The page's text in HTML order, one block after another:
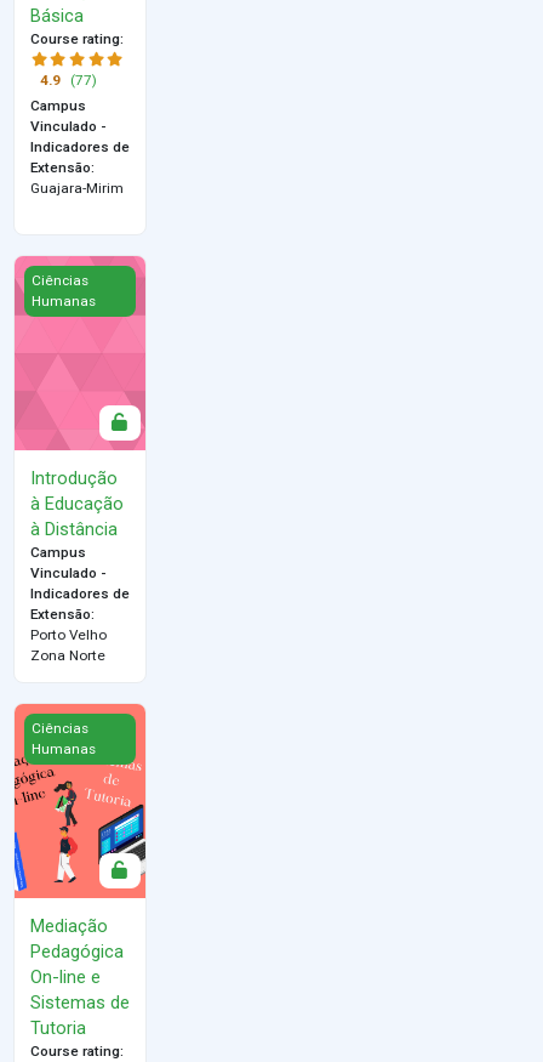
Básica
Course rating:
4.9
(77)
Campus
Vinculado -
Indicadores de
Extensão:
Guajara-Mirim
Introdução à Educação à Distância
Ciências
Humanas
Introdução
à Educação
à Distância
Campus
Vinculado -
Indicadores de
Extensão:
Porto Velho
Zona Norte
Mediação Pedagógica On-line e Sistemas de Tutoria
Ciências
Humanas
Mediação
Pedagógica
On-line e
Sistemas de
Tutoria
Course rating: